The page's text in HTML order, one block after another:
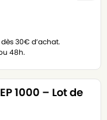
30€ d’achat.
48h.
1000 – Lot de